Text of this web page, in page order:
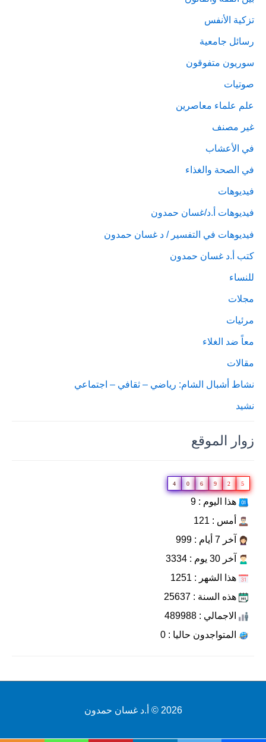
تزكية الأنفس
رسائل جامعية
سوريون متفوقون
صوتيات
علم علماء معاصرين
غير مصنف
في الأعشاب
في الصحة والغذاء
فيديوهات
فيديوهات أ.د/غسان حمدون
فيديوهات في التفسير / د غسان حمدون
كتب أ.د غسان حمدون
للنساء
مجلات
مرئيات
معاً ضد الغلاء
مقالات
نشاط أشبال الشام: رياضي – ثقافي – اجتماعي
نشيد
زوار الموقع
4 0 6 9 2 5
هذا اليوم : 9
أمس : 121
آخر 7 أيام : 999
آخر 30 يوم : 3334
هذا الشهر : 1251
هذه السنة : 25637
الاجمالي : 489988
المتواجدون حاليا : 0
2026 © أ.د غسان حمدون